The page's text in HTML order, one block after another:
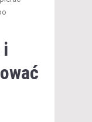
i